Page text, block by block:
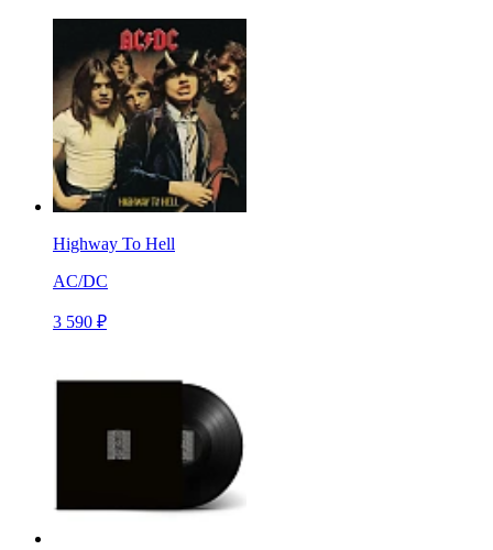
Highway To Hell
AC/DC
3 590 ₽